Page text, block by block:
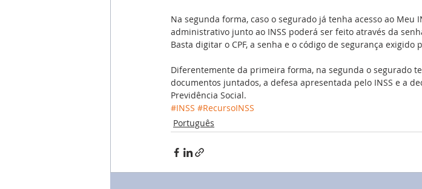
Na segunda forma, caso o segurado já tenha acesso ao Meu
administrativo junto ao INSS poderá ser feito através da
Basta digitar o CPF, a senha e o código de segurança exigido
Diferentemente da primeira forma, na segunda o segurado
documentos juntados, a defesa apresentada pelo INSS e a
Previdência Social.
#INSS #RecursoINSS
Português